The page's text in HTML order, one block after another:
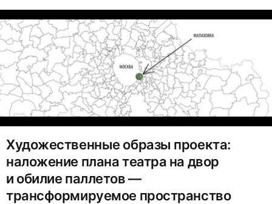
Художественные образы проекта:
наложение плана театра на двор
и обилие паллетов —
трансформируемое пространство